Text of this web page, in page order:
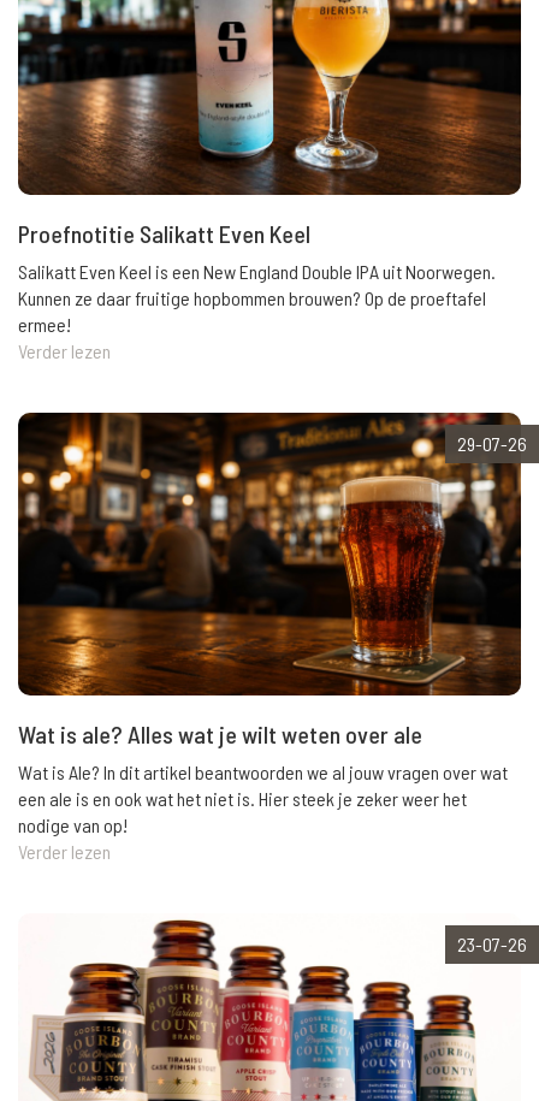
Proefnotitie Salikatt Even Keel
Salikatt Even Keel is een New England Double IPA uit Noorwegen.
Kunnen ze daar fruitige hopbommen brouwen? Op de proeftafel
ermee!
Verder lezen
29-07-26
Wat is ale? Alles wat je wilt weten over ale
Wat is Ale? In dit artikel beantwoorden we al jouw vragen over wat
een ale is en ook wat het niet is. Hier steek je zeker weer het
nodige van op!
Verder lezen
23-07-26